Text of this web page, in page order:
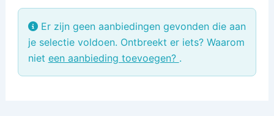
Er zijn geen aanbiedingen gevonden die aan
je selectie voldoen. Ontbreekt er iets? Waarom
niet een aanbieding toevoegen? .